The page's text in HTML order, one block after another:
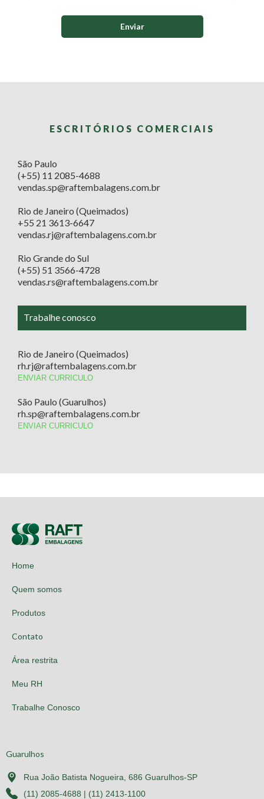
ESCRITÓRIOS COMERCIAIS
São Paulo
(+55) 11 2085-4688
vendas.sp@raftembalagens.com.br
Rio de Janeiro (Queimados)
+55 21 3613-6647
vendas.rj@raftembalagens.com.br
Rio Grande do Sul
(+55) 51 3566-4728
vendas.rs@raftembalagens.com.br
Trabalhe conosco
Rio de Janeiro (Queimados)
rh.rj@raftembalagens.com.br
ENVIAR CURRICULO
São Paulo (Guarulhos)
rh.sp@raftembalagens.com.br
ENVIAR CURRICULO
Home
Quem somos
Produtos
Contato
Área restrita
Meu RH
Trabalhe Conosco
Guarulhos
Rua João Batista Nogueira, 686 Guarulhos-SP
(11) 2085-4688 | (11) 2413-1100